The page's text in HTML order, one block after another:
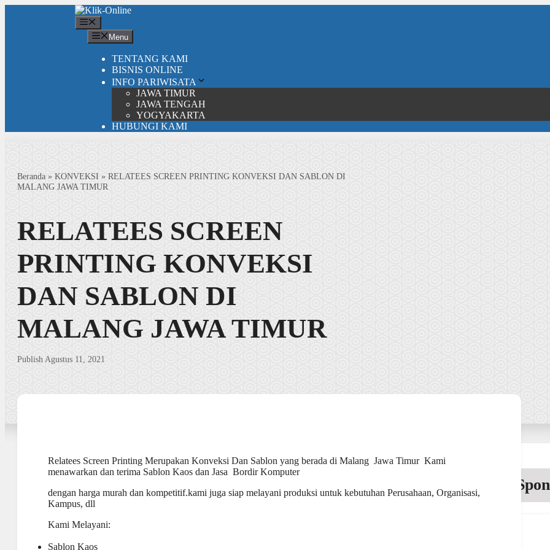
Menu
TENTANG KAMI
BISNIS ONLINE
INFO PARIWISATA
JAWA TIMUR
JAWA TENGAH
YOGYAKARTA
HUBUNGI KAMI
Beranda » KONVEKSI » RELATEES SCREEN PRINTING KONVEKSI DAN SABLON DI
MALANG JAWA TIMUR
RELATEES SCREEN
PRINTING KONVEKSI
DAN SABLON DI
MALANG JAWA TIMUR
Publish Agustus 11, 2021
Relatees Screen Printing Merupakan Konveksi Dan Sablon yang berada di Malang Jawa Timur Kami
menawarkan dan terima Sablon Kaos dan Jasa Bordir Komputer
dengan harga murah dan kompetitif.kami juga siap melayani produksi untuk kebutuhan Perusahaan, Organisasi,
Kampus, dll
Kami Melayani:
Sablon Kaos